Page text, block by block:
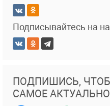
Подписывайтесь на
ПОДПИШИСЬ,
САМОЕ